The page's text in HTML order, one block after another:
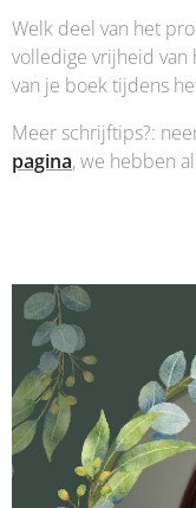
Welk deel van het
volledige vrijheid van
van je boek tijdens
Meer schrijftips?:
pagina, we hebben